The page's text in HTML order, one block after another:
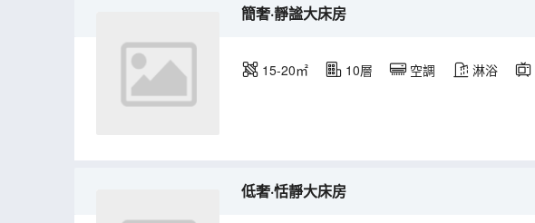
簡奢·靜謐大床房
15-20㎡ 10層 空調 淋浴
低奢·恬靜大床房